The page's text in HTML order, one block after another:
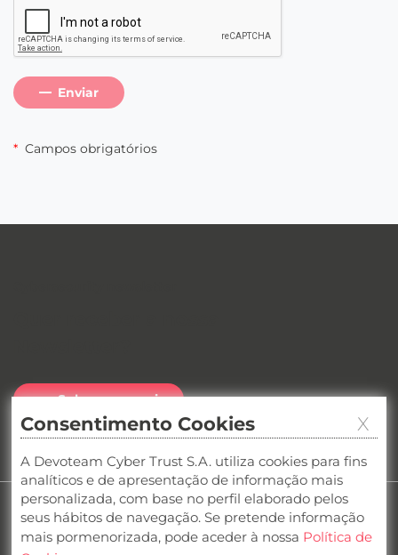
Enviar
* Campos obrigatórios
Subscreva aqui
Veja as últimas edições
Privacidade Cookies
Termos e condições
Canal de denúncias
Compliance
Consentimento Cookies X
A Devoteam Cyber Trust S.A. utiliza cookies para fins
analíticos e de apresentação de informação mais
personalizada, com base no perfil elaborado pelos
seus hábitos de navegação. Se pretende informação
mais pormenorizada, pode aceder à nossa Política de